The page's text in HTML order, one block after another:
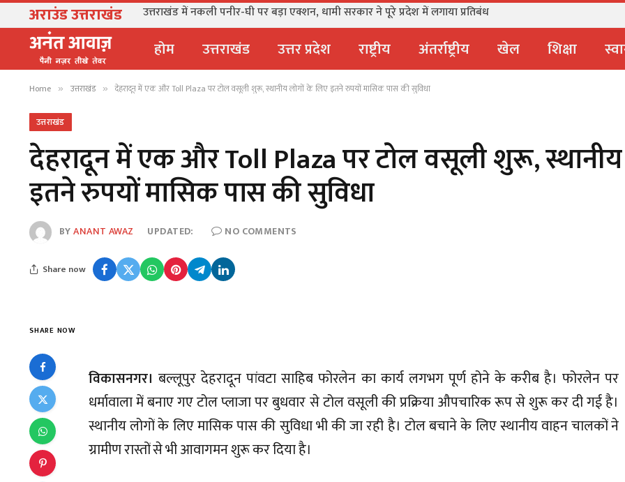
अराउंड उत्तराखंड उत्तराखंड में नकली पनीर-घी पर बड़ा एक्शन, धामी सरकार ने पूरे प्रदेश में लगाया प्रतिबंध
होम उत्तराखंड उत्तर प्रदेश राष्ट्रीय अंतर्राष्ट्रीय खेल शिक्षा
Home » उत्तराखंड » देहरादून में एक और Toll Plaza पर टोल वसूली शुरू, स्थानीय लोगों के लिए इतने रुपयों मासिक पास की सुविधा
उत्तराखंड
देहरादून में एक और Toll Plaza पर टोल वसूली शुरू,
इतने रुपयों मासिक पास की सुविधा
BYANANT AWAZ UPDATED: NO COMMENTS
Share now
SHARE NOW
विकासनगर। बल्लूपुर देहरादून पांवटा साहिब फोरलेन का कार्य लगभग पूर्ण होने के करीब है। फोरलेन पर
धर्मावाला में बनाए गए टोल प्लाजा पर बुधवार से टोल वसूली की प्रक्रिया औपचारिक रूप से शुरू कर दी गई है।
स्थानीय लोगों के लिए मासिक पास की सुविधा भी की जा रही है। टोल बचाने के लिए स्थानीय वाहन चालकों ने
ग्रामीण रास्तों से भी आवागमन शुरू कर दिया है।